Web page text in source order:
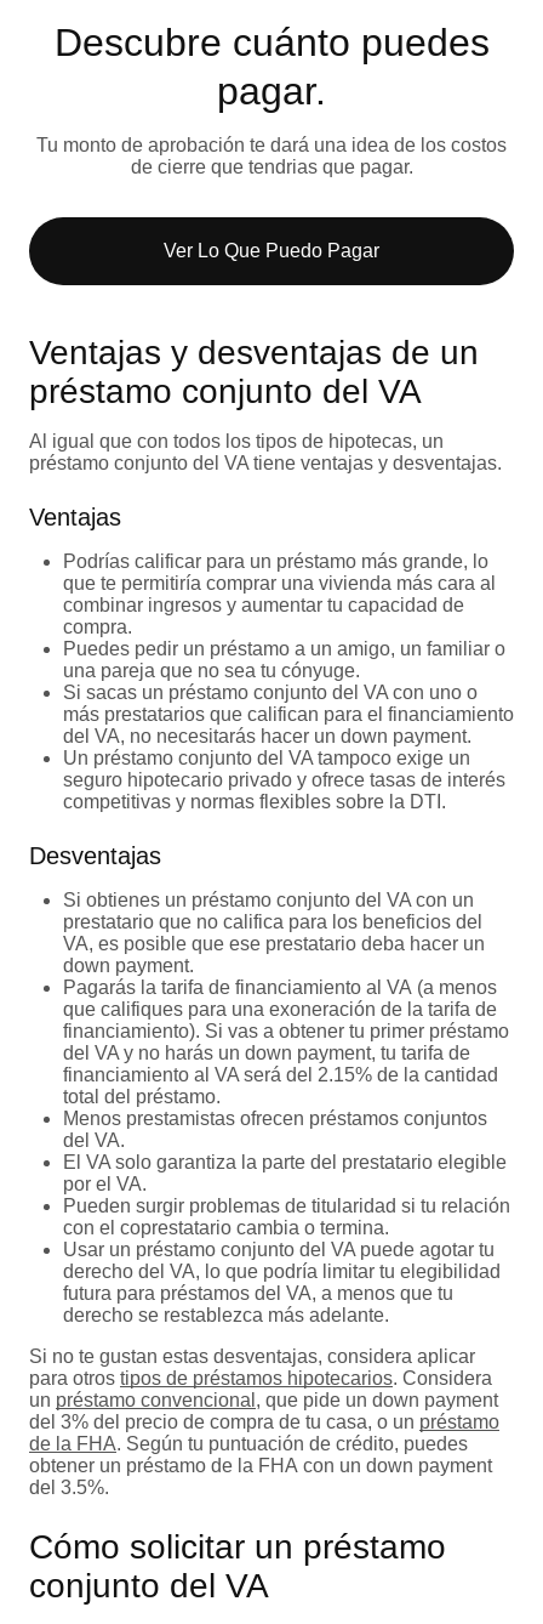
Descubre cuánto puedes
pagar.
Tu monto de aprobación te dará una idea de los costos
de cierre que tendrias que pagar.
Ver Lo Que Puedo Pagar​
Ventajas y desventajas de un
préstamo conjunto del VA
Al igual que con todos los tipos de hipotecas, un
préstamo conjunto del VA tiene ventajas y desventajas.
Ventajas
Podrías calificar para un préstamo más grande, lo
que te permitiría comprar una vivienda más cara al
combinar ingresos y aumentar tu capacidad de
compra.
Puedes pedir un préstamo a un amigo, un familiar o
una pareja que no sea tu cónyuge.
Si sacas un préstamo conjunto del VA con uno o
más prestatarios que califican para el financiamiento
del VA, no necesitarás hacer un down payment.
Un préstamo conjunto del VA tampoco exige un
seguro hipotecario privado y ofrece tasas de interés
competitivas y normas flexibles sobre la DTI.
Desventajas
Si obtienes un préstamo conjunto del VA con un
prestatario que no califica para los beneficios del
VA, es posible que ese prestatario deba hacer un
down payment.
Pagarás la tarifa de financiamiento al VA (a menos
que califiques para una exoneración de la tarifa de
financiamiento). Si vas a obtener tu primer préstamo
del VA y no harás un down payment, tu tarifa de
financiamiento al VA será del 2.15% de la cantidad
total del préstamo.
Menos prestamistas ofrecen préstamos conjuntos
del VA.
El VA solo garantiza la parte del prestatario elegible
por el VA.
Pueden surgir problemas de titularidad si tu relación
con el coprestatario cambia o termina.
Usar un préstamo conjunto del VA puede agotar tu
derecho del VA, lo que podría limitar tu elegibilidad
futura para préstamos del VA, a menos que tu
derecho se restablezca más adelante.
Si no te gustan estas desventajas, considera aplicar
para otros tipos de préstamos hipotecarios. Considera
un préstamo convencional , que pide un down payment
del 3% del precio de compra de tu casa, o un préstamo
de la FHA. Según tu puntuación de crédito, puedes
obtener un préstamo de la FHA con un down payment
del 3.5%.
Cómo solicitar un préstamo
conjunto del VA